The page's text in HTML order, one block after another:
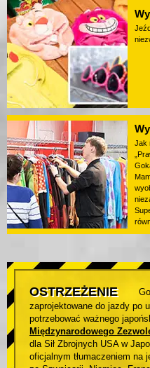
Jak
OSTRZEŻENIE
zaprojektowane do jazdy po
potrzebować ważnego
Międzynarodowego
dla Sił Zbrojnych USA w
oficjalnym tłumaczeniem na